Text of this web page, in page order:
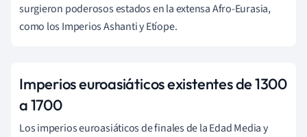
surgieron poderosos estados en la extensa Afro-Eurasia,
como los Imperios Ashanti y Etíope.
Imperios euroasiáticos existentes de 1300
a 1700
Los imperios euroasiáticos de finales de la Edad Media y